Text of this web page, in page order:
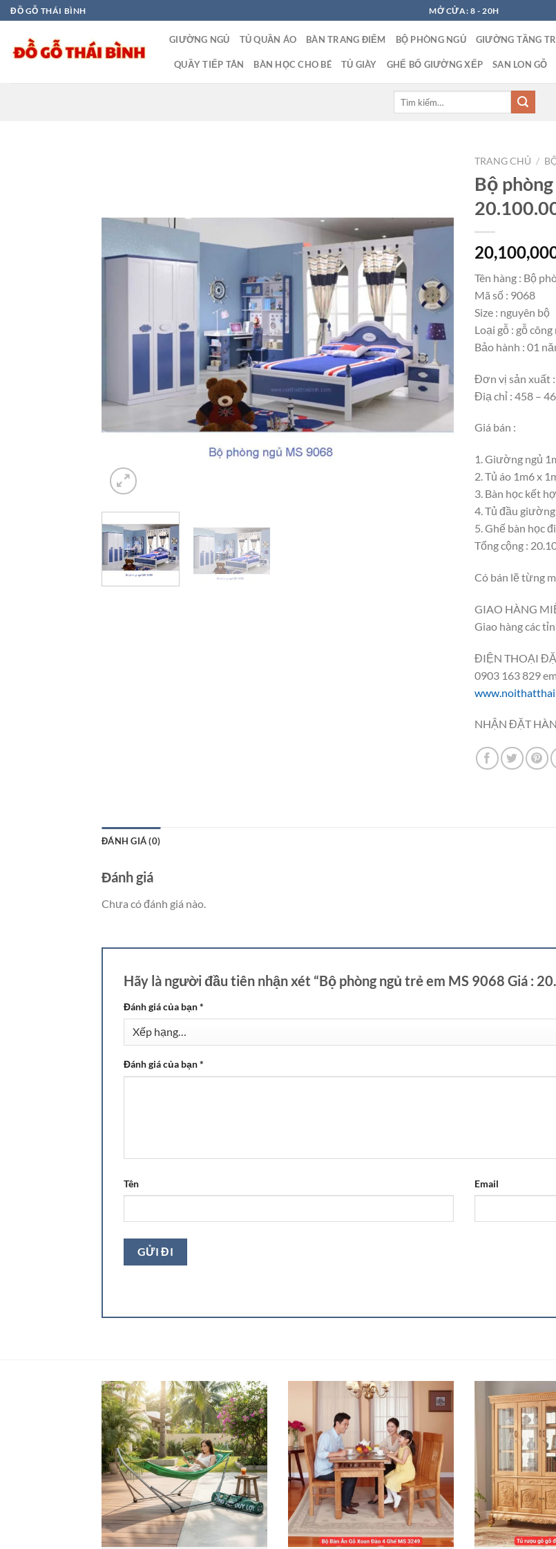
Bỏ
qua
dung
ĐỒ GỖ THÁI BÌNH MỞ CỬA: 8 - 20H
GIƯỜNG NGỦ TỦ QUẦN ÁO BÀN TRANG ĐIỂM BỘ PHÒNG NGỦ GIƯỜNG TẦNG
QUẦY TIẾP TÂN BÀN HỌC CHO BÉ TỦ GIÀY GHẾ BỐ GIƯỜNG XẾP SAN LON GỖ
TRANG CHỦ /
Bộ
Tên hàng : Bộ
Mã số : 9068
Size : nguyên bộ
Loại gỗ : gỗ
Bảo hành : 01
Đơn vị sản xuất
Điạ chỉ : 458 –
Giá bán :
1. Giường ngủ
2. Tủ áo 1m6 x
3. Bàn học kết
4. Tủ đầu
5. Ghế bàn học
Tổng cộng :
Có bán lẽ từng
GIAO HÀNG
Giao hàng các
ĐIỆN THOẠI
0903 163 829
NHẬN ĐẶT
ĐÁNH GIÁ (0)
Đánh giá
Chưa có đánh giá nào.
Hãy là người đầu tiên nhận xét “Bộ phòng ngủ trẻ em MS 9068 Giá :
Đánh giá của bạn*
Đánh giá của bạn*
Tên Email